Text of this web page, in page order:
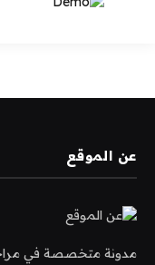
عن الموقع
مدونة متخصصة في